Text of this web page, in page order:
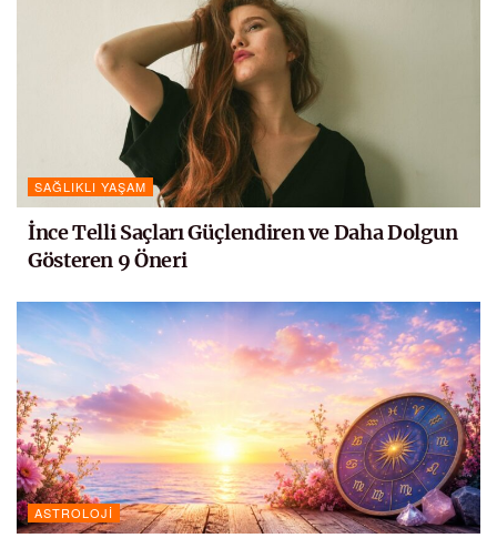
SAĞLIKLI YAŞAM
İnce Telli Saçları Güçlendiren ve Daha Dolgun
Gösteren 9 Öneri
ASTROLOJI